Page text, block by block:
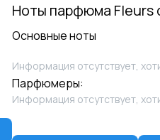
Ноты парфюма Fleurs
Основные ноты
Информация отсутствует,
Парфюмеры:
Информация отсутствует,